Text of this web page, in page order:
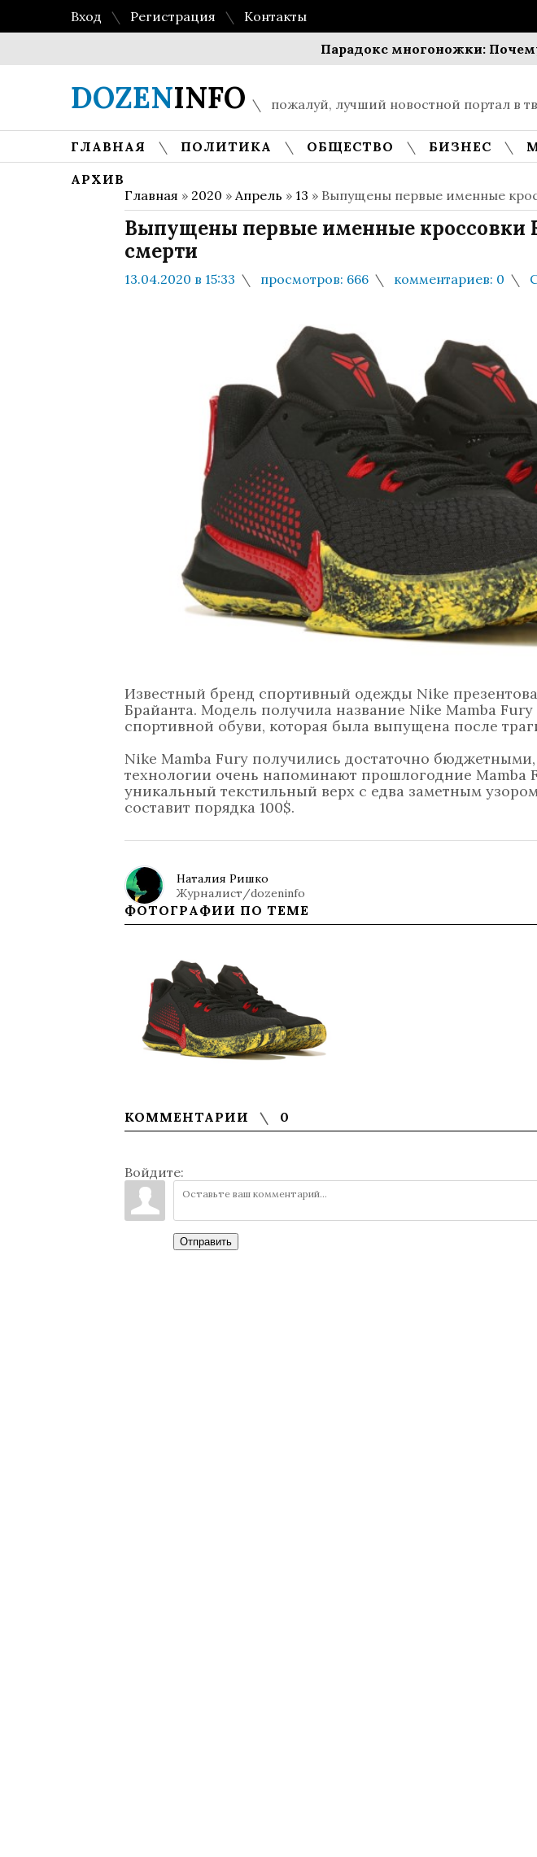
Вход Регистрация
Контакты
Парадокс многоножки: Почему
DOZENINFO пожалуй, лучший новостной портал в
ГЛАВНАЯ ПОЛИТИКА ОБЩЕСТВО БИЗНЕС
АРХИВ
Главная » 2020 » Апрель » 13 » Выпущены первые именные
Выпущены первые именные кроссовки
смерти
13.04.2020 в 15:33 просмотров: 666 комментариев: 0
Известный бренд спортивный одежды Nike
Брайанта. Модель получила название Nike Mamba
спортивной обуви, которая была выпущена после
Nike Mamba Fury получились достаточно
технологии очень напоминают прошлогодние Mamba
уникальный текстильный верх с едва заметным
составит порядка 100$.
Наталия Ришко
Журналист/dozeninfo
ФОТОГРАФИИ ПО ТЕМЕ
КОММЕНТАРИИ 0
Войдите:
Отправить